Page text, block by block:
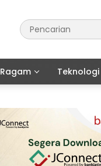
Ragam Teknologi